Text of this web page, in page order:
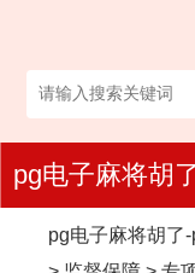
pg电子麻将胡
pg电子麻将胡了